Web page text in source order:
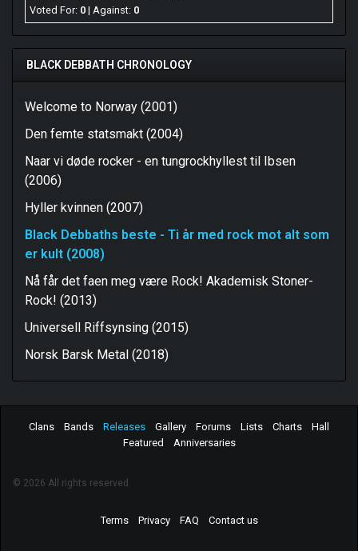
Voted For: 0 | Against: 0
BLACK DEBBATH CHRONOLOGY
Welcome to Norway (2001)
Den femte statsmakt (2004)
Naar vi døde rocker - en tungrockhyllest til Ibsen
(2006)
Hyller kvinnen (2007)
Black Debbaths beste - Ti år med rock mot alt som
er kult (2008)
Nå får det faen meg være Rock! Akademisk Stoner-
Rock! (2013)
Universell Riffsynsing (2015)
Norsk Barsk Metal (2018)
Clans Bands Releases Gallery Forums Lists Charts
Hall
Featured
Anniversaries
© 2026 All rights reserved.
Terms Privacy FAQ Contact us